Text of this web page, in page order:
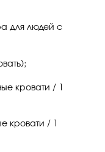
для людей с
кровати / 1
кровати / 1